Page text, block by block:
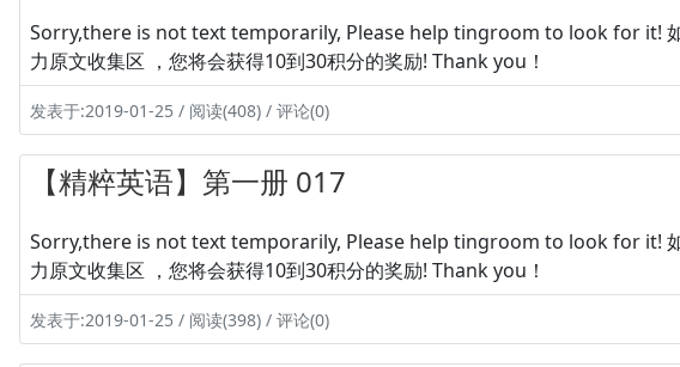
Sorry,there is not text temporarily, Please help tingroom to look for it!
力原文收集区 ，您将会获得10到30积分的奖励! Thank you！
发表于:2019-01-25 / 阅读(408) / 评论(0)
【精粹英语】第一册 017
Sorry,there is not text temporarily, Please help tingroom to look for it!
力原文收集区 ，您将会获得10到30积分的奖励! Thank you！
发表于:2019-01-25 / 阅读(398) / 评论(0)